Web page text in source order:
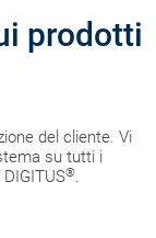
prodotti
del cliente. Vi
su tutti i
®.